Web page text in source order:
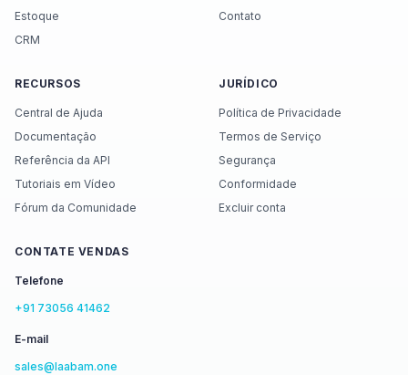
Estoque
CRM
Contato
RECURSOS
Central de Ajuda
Documentação
Referência da API
Tutoriais em Vídeo
Fórum da Comunidade
JURÍDICO
Política de Privacidade
Termos de Serviço
Segurança
Conformidade
Excluir conta
CONTATE VENDAS
Telefone
+91 73056 41462
E-mail
sales@laabam.one